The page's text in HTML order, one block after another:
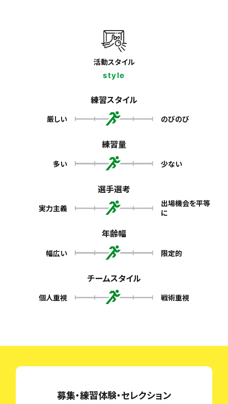
活動スタイル
style
練習スタイル
厳しい のびのび
練習量
多い 少ない
選手選考
実力主義
出場機会を平等
に
年齢幅
幅広い 限定的
チームスタイル
個人重視 戦術重視
募集・練習体験・セレクション